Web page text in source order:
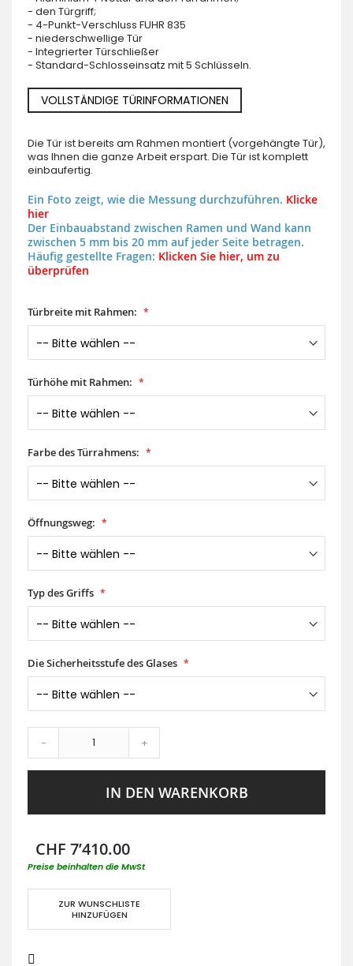
- den Türgriff;
- 4-Punkt-Verschluss FUHR 835
- niederschwellige Tür
- Integrierter Türschließer
- Standard-Schlosseinsatz mit 5 Schlüsseln.
VOLLSTÄNDIGE TÜRINFORMATIONEN
Die Tür ist bereits am Rahmen montiert (vorgehängte Tür),
was Ihnen die ganze Arbeit erspart. Die Tür ist komplett
einbaufertig.
Ein Foto zeigt, wie die Messung durchzuführen. Klicke
hier
Der Einbauabstand zwischen Ramen und Wand kann
zwischen 5 mm bis 20 mm auf jeder Seite betragen.
Häufig gestellte Fragen: Klicken Sie hier, um zu
überprüfen
Türbreite mit Rahmen:
Türhöhe mit Rahmen:
Farbe des Türrahmens:
Öffnungsweg:
Typ des Griffs
Die Sicherheitsstufe des Glases
- +
IN DEN WARENKORB
CHF 7’410.00
Preise beinhalten die MwSt
ZUR WUNSCHLISTE
HINZUFÜGEN